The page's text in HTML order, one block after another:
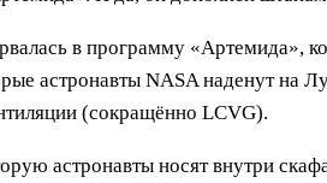
в программу «Артемида»,
астронавты NASA наденут на
(сокращённо LCVG).
астронавты носят внутри